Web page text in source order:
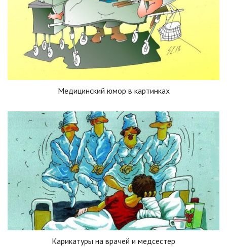
Медицинский юмор в картинках
Карикатуры на врачей и медсестер